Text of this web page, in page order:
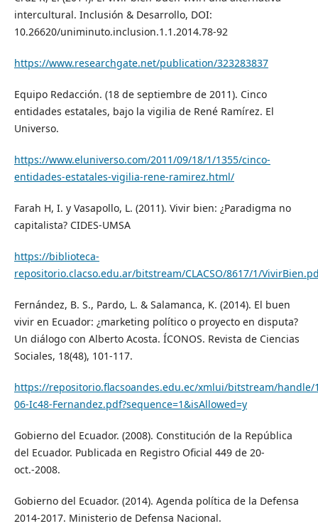
intercultural. Inclusión & Desarrollo, DOI:
10.26620/uniminuto.inclusion.1.1.2014.78-92
https://www.researchgate.net/publication/323283837
Equipo Redacción. (18 de septiembre de 2011). Cinco
entidades estatales, bajo la vigilia de René Ramírez. El
Universo.
https://www.eluniverso.com/2011/09/18/1/1355/cinco-
entidades-estatales-vigilia-rene-ramirez.html/
Farah H, I. y Vasapollo, L. (2011). Vivir bien: ¿Paradigma no
capitalista? CIDES-UMSA
https://biblioteca-
repositorio.clacso.edu.ar/bitstream/CLACSO/8617/1/
Fernández, B. S., Pardo, L. & Salamanca, K. (2014). El buen
vivir en Ecuador: ¿marketing político o proyecto en disputa?
Un diálogo con Alberto Acosta. ÍCONOS. Revista de Ciencias
Sociales, 18(48), 101-117.
https://repositorio.flacsoandes.edu.ec/xmlui/bitstream/handle/
06-Ic48-Fernandez.pdf?sequence=1&isAllowed=y
Gobierno del Ecuador. (2008). Constitución de la República
del Ecuador. Publicada en Registro Oficial 449 de 20-
oct.-2008.
Gobierno del Ecuador. (2014). Agenda política de la Defensa
2014-2017. Ministerio de Defensa Nacional.